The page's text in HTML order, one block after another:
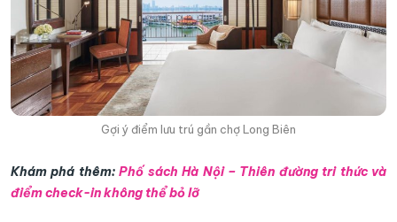
Gợi ý điểm lưu trú gần chợ Long Biên
Khám phá thêm:Phố sách Hà Nội – Thiên đường tri thức và
điểm check-in không thể bỏ lỡ